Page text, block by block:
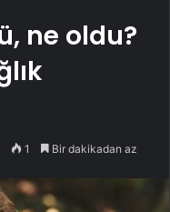
ne oldu?
1 Bir dakikadan az